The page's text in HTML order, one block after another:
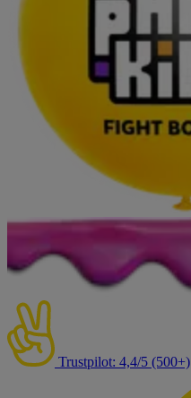
Trustpilot: 4,4/5 (500+)